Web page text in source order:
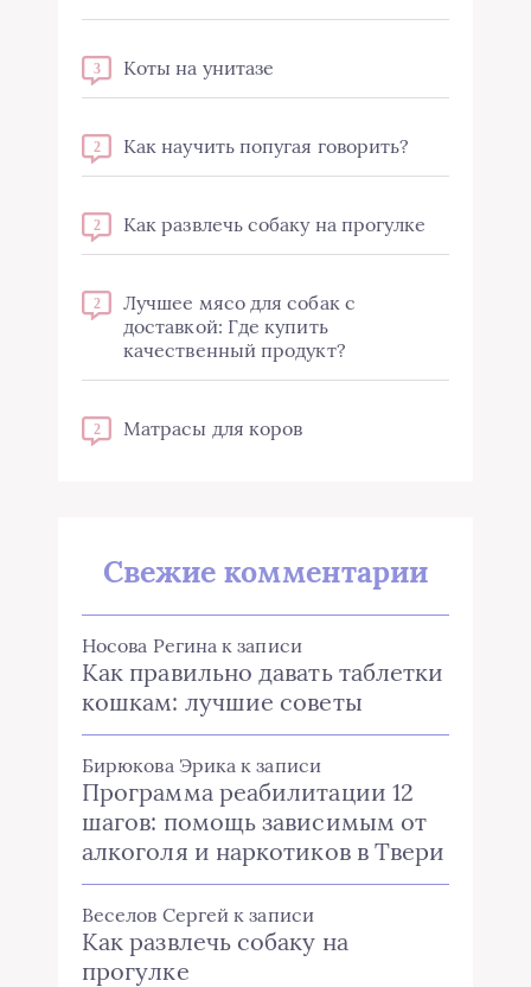
3 Коты на унитазе
2 Как научить попугая говорить?
2 Как развлечь собаку на прогулке
2
Лучшее мясо для собак с
доставкой: Где купить
качественный продукт?
2 Матрасы для коров
Свежие комментарии
Носова Регина к записи
Как правильно давать таблетки
кошкам: лучшие советы
Бирюкова Эрика к записи
Программа реабилитации 12
шагов: помощь зависимым от
алкоголя и наркотиков в Твери
Веселов Сергей к записи
Как развлечь собаку на
прогулке